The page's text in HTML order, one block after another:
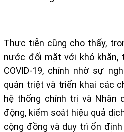
Thực tiễn cũng cho thấy,
nước đối mặt với khó
COVID-19, chính nhờ sự
quán triệt và triển khai các
hệ thống chính trị và Nhân
động, kiểm soát hiệu quả
cộng đồng và duy trì ổn